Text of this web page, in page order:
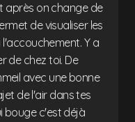
après on change de
de visualiser les
Y a
de chez toi. De
avec une bonne
de l'air dans tes
bouge c'est déjà